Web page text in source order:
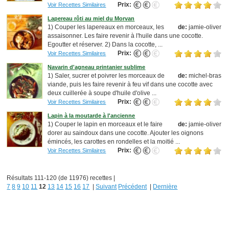
Voir Recettes Similaires Prix:
Lapereau rôti au miel du Morvan
de: jamie-oliver
1) Couper les lapereaux en morceaux, les
assaisonner. Les faire revenir à l'huile dans une cocotte.
Egoutter et réserver. 2) Dans la cocotte, ...
Voir Recettes Similaires Prix:
Navarin d'agneau printanier sublime
de: michel-bras
1) Saler, sucrer et poivrer les morceaux de
viande, puis les faire revenir à feu vif dans une cocotte avec
deux cuillerée à soupe d'huile d'olive ...
Voir Recettes Similaires Prix:
Lapin à la moutarde à l'ancienne
de: jamie-oliver
1) Couper le lapin en morceaux et le faire
dorer au saindoux dans une cocotte. Ajouter les oignons
émincés, les carottes en rondelles et la moitié ...
Voir Recettes Similaires Prix:
Résultats 111-120 (de 11976) recettes |
7 8 9 10 11 12 13 14 15 16 17 |Suivant Précédent| Dernière